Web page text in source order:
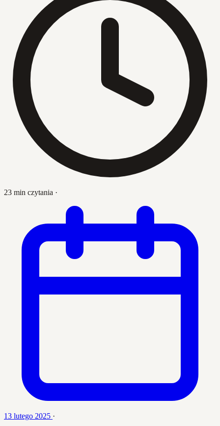
23 min czytania ·
13 lutego 2025 ·